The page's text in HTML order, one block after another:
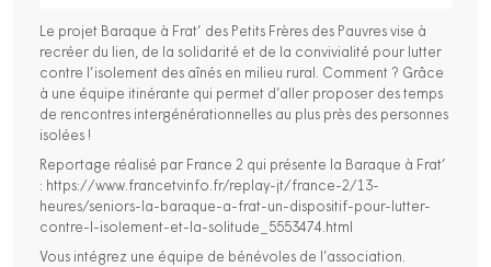
Le projet Baraque à Frat’ des Petits Frères des Pauvres vise à
recréer du lien, de la solidarité et de la convivialité pour lutter
contre l’isolement des aînés en milieu rural. Comment ? Grâce
à une équipe itinérante qui permet d’aller proposer des temps
de rencontres intergénérationnelles au plus près des personnes
isolées !
Reportage réalisé par France 2 qui présente la Baraque à Frat’
: https://www.francetvinfo.fr/replay-jt/france-2/13-
heures/seniors-la-baraque-a-frat-un-dispositif-pour-lutter-
contre-l-isolement-et-la-solitude_5553474.html
Vous intégrez une équipe de bénévoles de l’association.